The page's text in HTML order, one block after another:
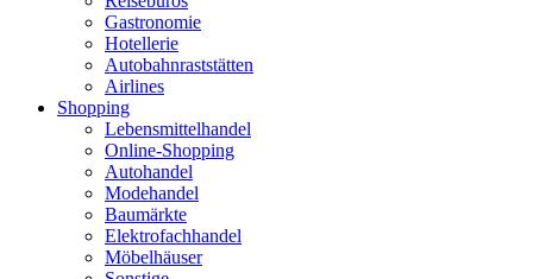
Gastronomie
Hotellerie
Autobahnraststätten
Airlines
Shopping
Lebensmittelhandel
Online-Shopping
Autohandel
Modehandel
Baumärkte
Elektrofachhandel
Möbelhäuser